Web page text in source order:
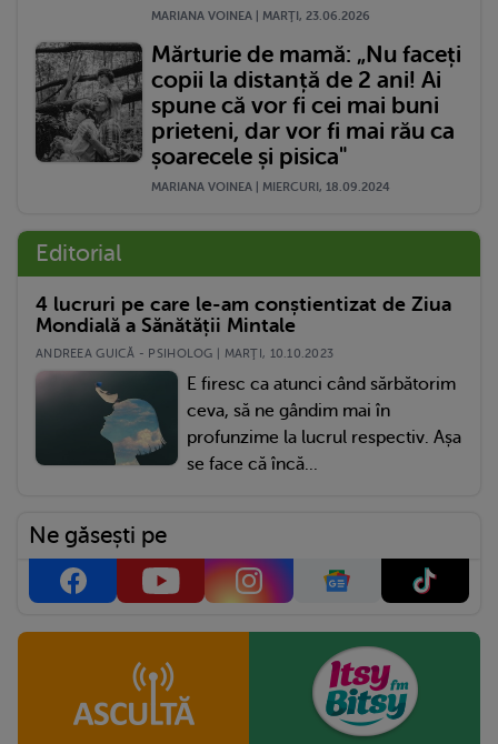
MARIANA VOINEA | MARŢI, 23.06.2026
Mărturie de mamă: „Nu faceți
copii la distanță de 2 ani! Ai
spune că vor fi cei mai buni
prieteni, dar vor fi mai rău ca
șoarecele și pisica"
MARIANA VOINEA | MIERCURI, 18.09.2024
Editorial
4 lucruri pe care le-am conștientizat de Ziua
Mondială a Sănătății Mintale
ANDREEA GUICĂ - PSIHOLOG | MARŢI, 10.10.2023
E firesc ca atunci când sărbătorim
ceva, să ne gândim mai în
profunzime la lucrul respectiv. Așa
se face că încă...
Ne găsești pe